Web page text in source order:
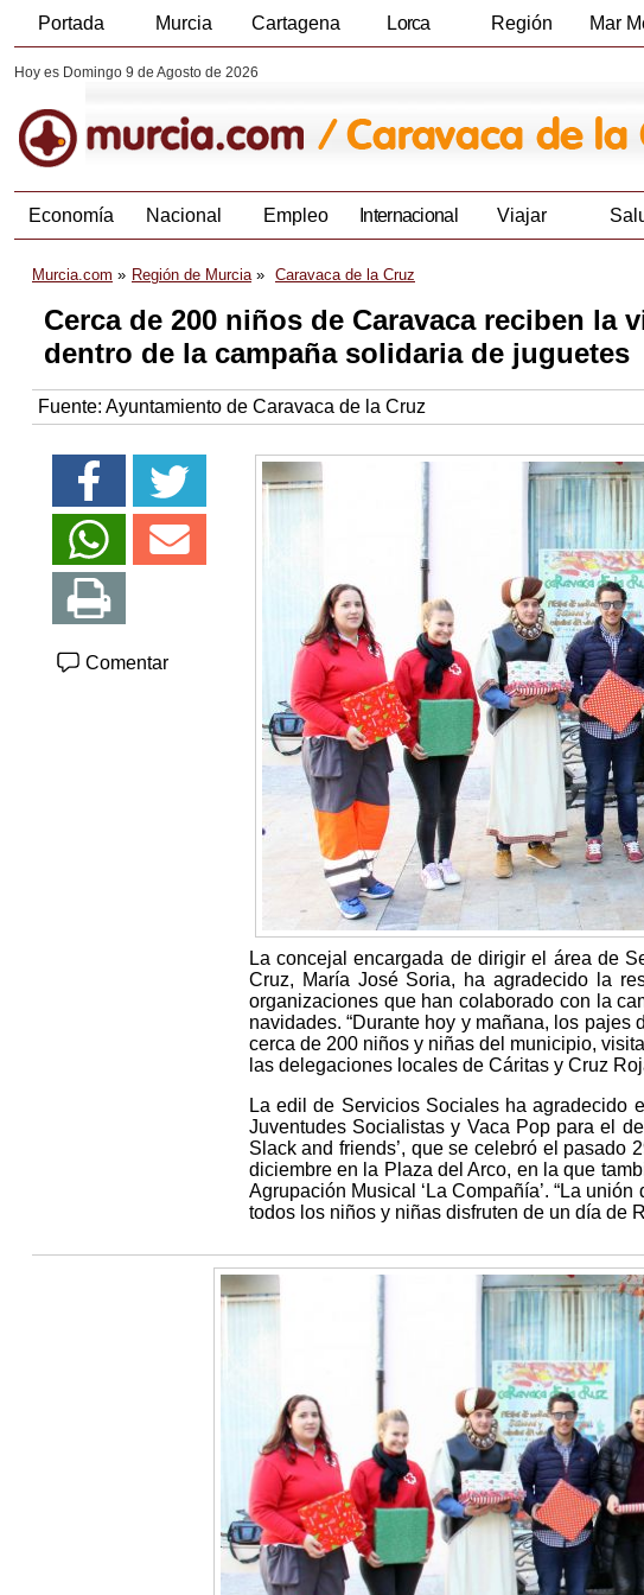
Portada Murcia Cartagena Lorca Región Mar
Hoy es Domingo 9 de Agosto de 2026
Economía Nacional Empleo Internacional Viajar
Murcia.com Región de Murcia Caravaca de la Cruz
Cerca de 200 niños de Caravaca reciben la
dentro de la campaña solidaria de juguetes
Fuente: Ayuntamiento de Caravaca de la Cruz
Comentar
La concejal encargada de dirigir el área de
Cruz, María José Soria, ha agradecido la
organizaciones que han colaborado con la
navidades. “Durante hoy y mañana, los
cerca de 200 niños y niñas del municipio,
las delegaciones locales de Cáritas y Cruz
La edil de Servicios Sociales ha agradecido
Juventudes Socialistas y Vaca Pop para el
Slack and friends’, que se celebró el pasado
diciembre en la Plaza del Arco, en la que
Agrupación Musical ‘La Compañía’. “La
todos los niños y niñas disfruten de un día de